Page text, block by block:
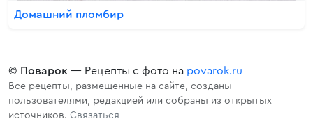
Домашний пломбир
© Поварок — Рецепты с фото на povarok.ru
Все рецепты, размещенные на сайте, созданы
пользователями, редакцией или собраны из открытых
источников. Связаться